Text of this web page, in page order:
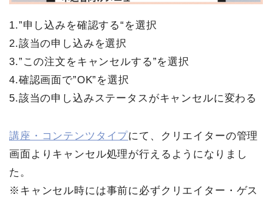
1.”申し込みを確認する“を選択
2.該当の申し込みを選択
3.”この注文をキャンセルする”を選択
4.確認画面で”OK”を選択
5.該当の申し込みステータスがキャンセルに変わる
講座・コンテンツタイプにて、クリエイターの管理
画面よりキャンセル処理が行えるようになりまし
た。
※キャンセル時には事前に必ずクリエイター・ゲス